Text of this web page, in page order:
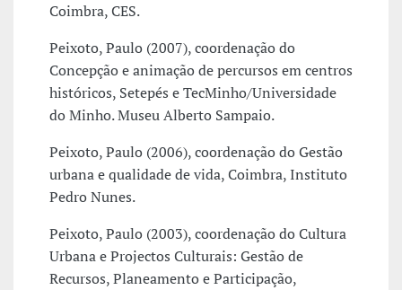
Coimbra, CES.
Peixoto, Paulo (2007), coordenação do
Concepção e animação de percursos em centros
históricos, Setepés e TecMinho/Universidade
do Minho. Museu Alberto Sampaio.
Peixoto, Paulo (2006), coordenação do Gestão
urbana e qualidade de vida, Coimbra, Instituto
Pedro Nunes.
Peixoto, Paulo (2003), coordenação do Cultura
Urbana e Projectos Culturais: Gestão de
Recursos, Planeamento e Participação,